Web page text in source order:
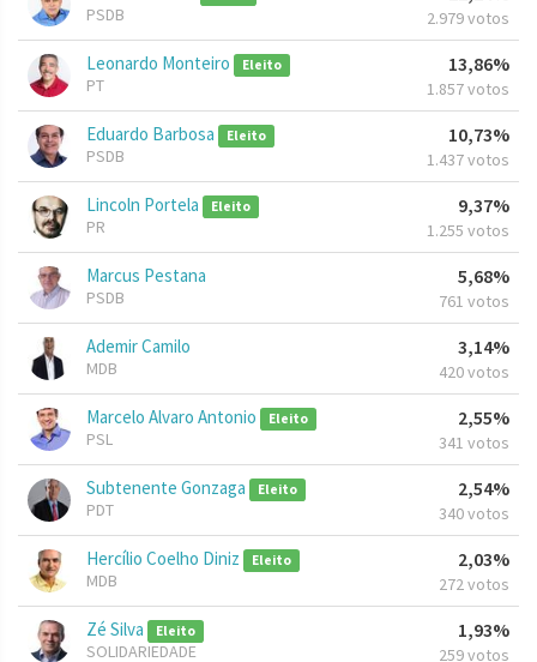
PSDB 2.979 votos
Leonardo Monteiro Eleito
PT
13,86%
1.857 votos
Eduardo Barbosa Eleito
PSDB
10,73%
1.437 votos
Lincoln Portela Eleito
PR
9,37%
1.255 votos
Marcus Pestana
PSDB
5,68%
761 votos
Ademir Camilo
MDB
3,14%
420 votos
Marcelo Alvaro Antonio Eleito
PSL
2,55%
341 votos
Subtenente Gonzaga Eleito
PDT
2,54%
340 votos
Hercílio Coelho Diniz Eleito
MDB
2,03%
272 votos
Zé Silva Eleito
SOLIDARIEDADE
1,93%
259 votos